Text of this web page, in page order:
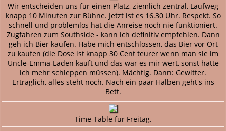
Wir entscheiden uns für einen Platz, ziemlich zentral, Laufweg
knapp 10 Minuten zur Bühne. Jetzt ist es 16.30 Uhr. Respekt. So
schnell und problemlos hat die Anreise noch nie funktioniert.
Zugfahren zum Southside - kann ich definitiv empfehlen. Dann
geh ich Bier kaufen. Habe mich entschlossen, das Bier vor Ort
zu kaufen (die Dose ist knapp 30 Cent teurer wenn man sie im
Uncle-Emma-Laden kauft und das war es mir wert, sonst hätte
ich mehr schleppen müssen). Mächtig. Dann: Gewitter.
Erträglich, alles steht noch. Nach ein paar Halben geht's ins
Bett.
Time-Table für Freitag.